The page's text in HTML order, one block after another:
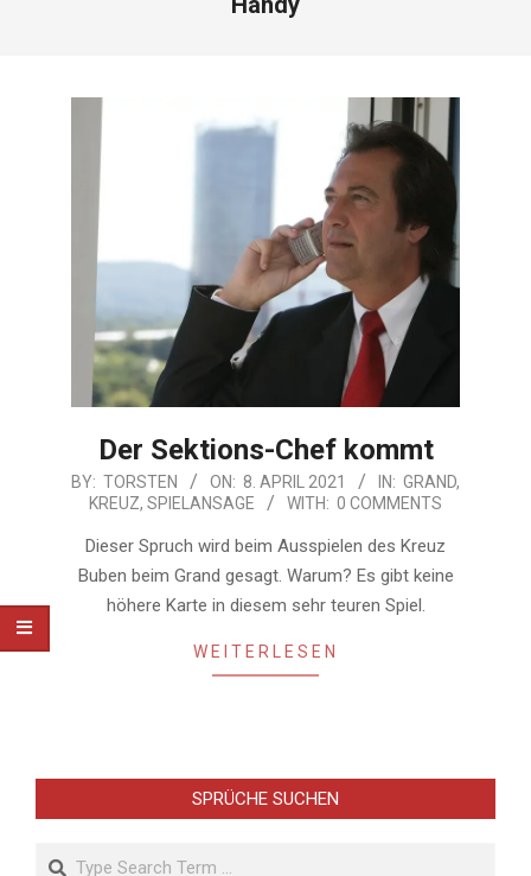
Der Sektions-Chef kommt
2021-
04-
08
BY: TORSTEN ON: 8. APRIL 2021 IN: GRAND,
KREUZ, SPIELANSAGE WITH: 0 COMMENTS
Dieser Spruch wird beim Ausspielen des Kreuz
Buben beim Grand gesagt. Warum? Es gibt keine
höhere Karte in diesem sehr teuren Spiel.
WEITERLESEN
SPRÜCHE SUCHEN
Search